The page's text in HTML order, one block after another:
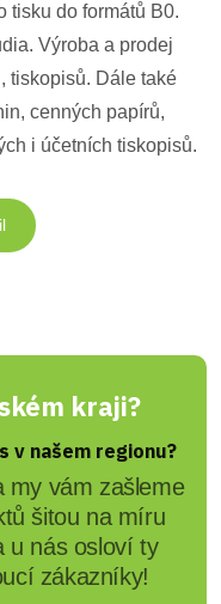
tisku do formátů B0.
Výroba a prodej
tiskopisů. Dále také
cenných papírů,
i účetních tiskopisů.
kraji?
v našem regionu?
my vám zašleme
šitou na míru
u nás osloví ty
zákazníky!